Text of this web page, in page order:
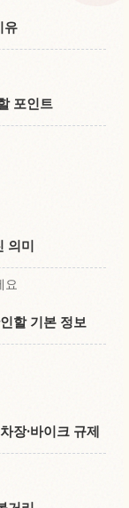
↗
유
포인트
의미
요
할 기본 정보
장·바이크 규제